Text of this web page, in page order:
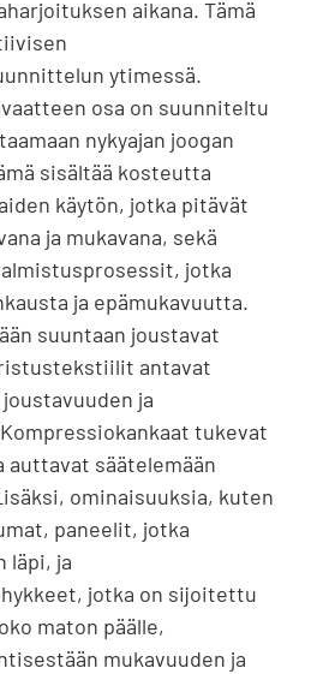
aikana. Tämä
ytimessä.
osa on suunniteltu
nykyajan joogan
sisältää kosteutta
käytön, jotka pitävät
ja mukavana, sekä
jotka
ja epämukavuutta.
suuntaan joustavat
antavat
ja
tukevat
auttavat säätelemään
ominaisuuksia, kuten
paneelit, jotka
läpi, ja
jotka on sijoitettu
maton päälle,
mukavuuden ja